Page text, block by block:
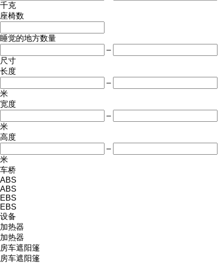
千克
座椅数
睡觉的地方数量
–
尺寸
长度
–
米
宽度
–
米
高度
–
米
车桥
ABS
ABS
EBS
EBS
设备
加热器
加热器
房车遮阳篷
房车遮阳篷